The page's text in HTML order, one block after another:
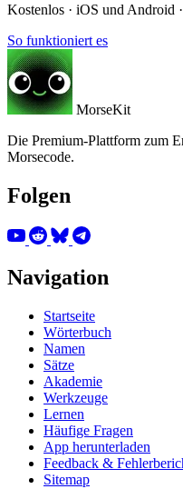
Kostenlos · iOS und Android
So funktioniert es
MorseKit
Die Premium-Plattform zum
Morsecode.
Folgen
Navigation
Startseite
Wörterbuch
Namen
Sätze
Akademie
Werkzeuge
Lernen
Häufige Fragen
App herunterladen
Feedback &
Sitemap